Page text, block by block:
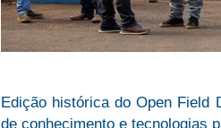
Edição histórica do Open Field
de conhecimento e tecnologias